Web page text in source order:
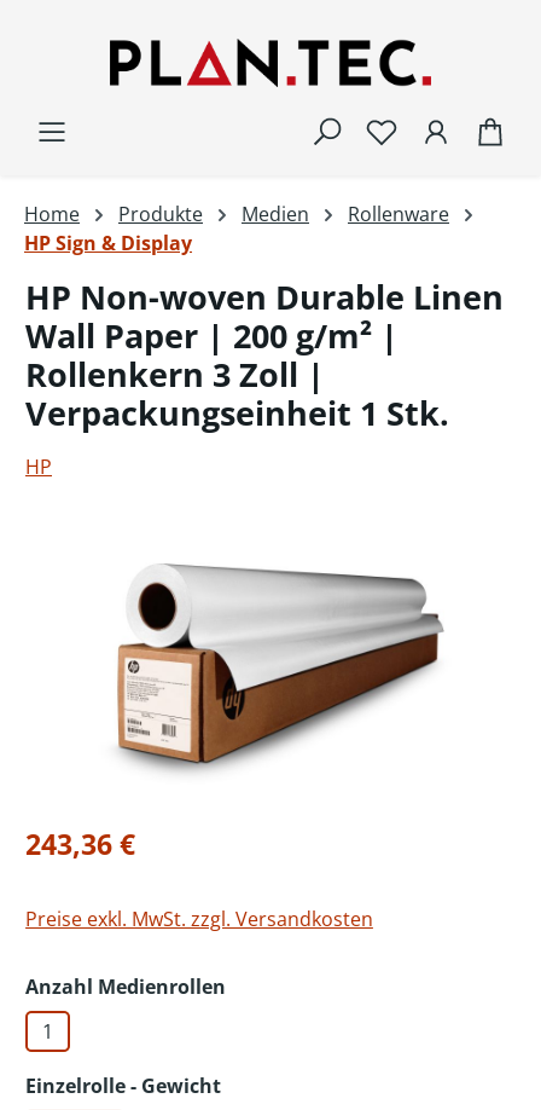
Home Produkte Medien
Rollenware
HP Sign & Display
HP Non-woven Durable Linen
Wall Paper | 200 g/m² |
Rollenkern 3 Zoll |
Verpackungseinheit 1 Stk.
HP
Regulärer Preis:
243,36 €
Preise exkl. MwSt. zzgl. Versandkosten
Anzahl Medienrollen
1
Einzelrolle - Gewichtauswählen